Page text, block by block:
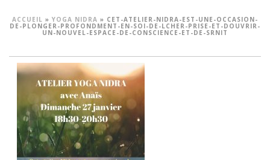
ACCUEIL » YOGA NIDRA » CET-ATELIER-NIDRA-EST-UNE-OCCASION-
DE-PLONGER-PROFONDMENT-EN-SOI-DE-LCHER-PRISE-ET-DOUVRIR-
UN-NOUVEL-ESPACE-DE-CONSCIENCE-ET-DE-SRNIT